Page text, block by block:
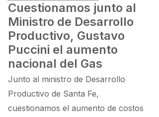
Cuestionamos junto al
Ministro de Desarrollo
Productivo, Gustavo
Puccini el aumento
nacional del Gas
Junto al ministro de Desarrollo
Productivo de Santa Fe,
cuestionamos el aumento de costos